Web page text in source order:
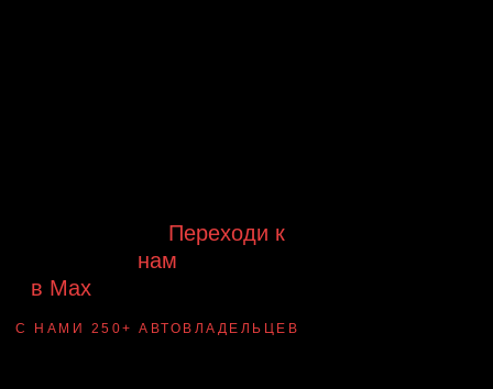
Переходи к
нам
в Max
С НАМИ 250+ АВТОВЛАДЕЛЬЦЕВ